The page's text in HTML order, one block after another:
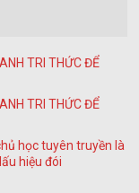
TRI THỨC ĐỂ
TRI THỨC ĐỂ
học tuyên truyền là
hiệu đói